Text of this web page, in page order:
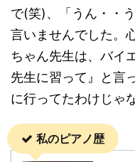
で(笑)、「うん・・
言いませんでした。
ちゃん先生は、バイ
先生に習って』と言
に行ってたわけじゃ
私のピアノ歴